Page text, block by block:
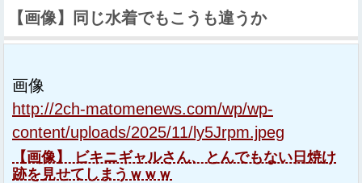
【画像】同じ水着でもこうも違うか
画像
http://2ch-matomenews.com/wp/wp-
content/uploads/2025/11/ly5Jrpm.jpeg
【画像】 ビキニギャルさん、とんでもない日焼け
跡を見せてしまうｗｗｗ